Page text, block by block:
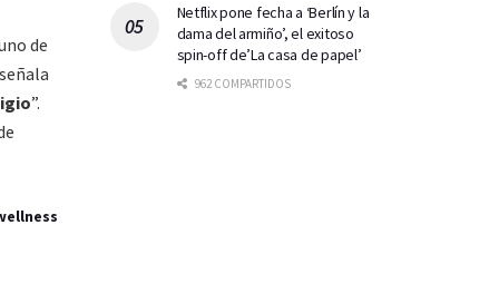
de
”.
Netflix pone fecha a ‘Berlín y la
dama del armiño’, el exitoso
spin-off de’La casa de papel’
962 COMPARTIDOS